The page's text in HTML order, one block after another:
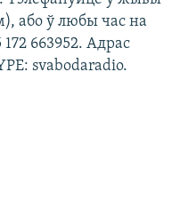
або ў любы час на
663952. Адрас
svabodaradio.